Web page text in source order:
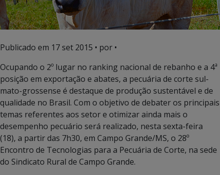
Publicado em 17 set 2015 • por •
Ocupando o 2º lugar no ranking nacional de rebanho e a 4ª
posição em exportação e abates, a pecuária de corte sul-
mato-grossense é destaque de produção sustentável e de
qualidade no Brasil. Com o objetivo de debater os principais
temas referentes aos setor e otimizar ainda mais o
desempenho pecuário será realizado, nesta sexta-feira
(18), a partir das 7h30, em Campo Grande/MS, o 28º
Encontro de Tecnologias para a Pecuária de Corte, na sede
do Sindicato Rural de Campo Grande.